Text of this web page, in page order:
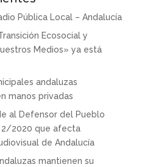
Pública Local – Andalucía
Ecosocial y
Medios» ya está
andaluzas
manos privadas
al Defensor del Pueblo
2/2020 que afecta
de Andalucía
mantienen su